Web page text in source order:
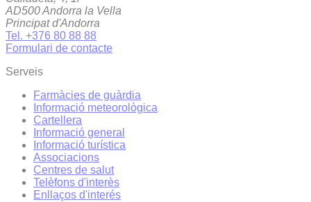
AD500 Andorra la Vella
Principat d'Andorra
Tel. +376 80 88 88
Formulari de contacte
Serveis
Farmàcies de guàrdia
Informació meteorològica
Cartellera
Informació general
Informació turística
Associacions
Centres de salut
Telèfons d'interès
Enllaços d'interés